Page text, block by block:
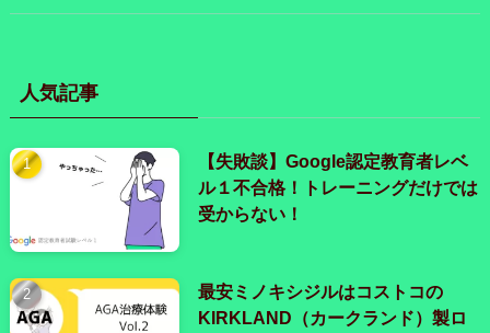
人気記事
【失敗談】Google認定教育者レベ
ル１不合格！トレーニングだけでは
受からない！
最安ミノキシジルはコストコの
KIRKLAND（カークランド）製ロ